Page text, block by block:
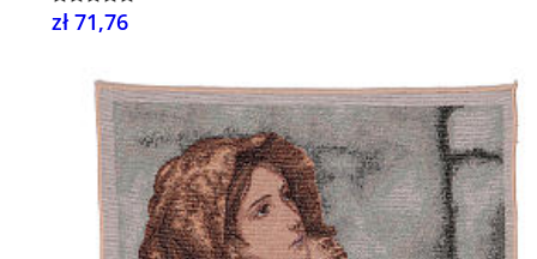
zł 71,76